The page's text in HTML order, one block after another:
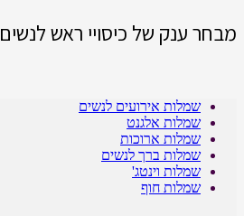
מבחר ענק של כיסויי ראש לנשים
שמלות אירועים לנשים
שמלות אלגנט
שמלות ארוכות
שמלות ברך לנשים
שמלות וינטג'
שמלות חוף